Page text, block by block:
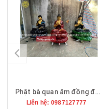
Phật bà quan âm đồng đỏ làm màu cao 1m55
Liên hệ: 0987127777